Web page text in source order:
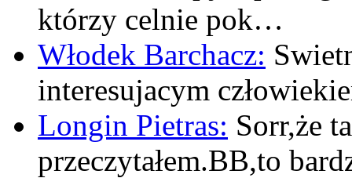
którzy celnie pok…
Włodek Barchacz:
interesujacym
Longin Pietras: Sorr,że
przeczytałem.BB,to